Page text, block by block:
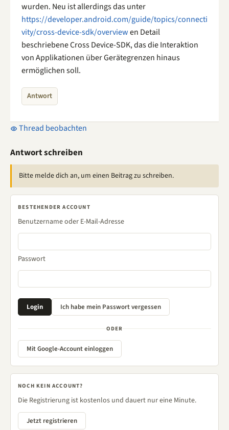
wurden. Neu ist allerdings das unter
https://developer.android.com/guide/topics/connecti
vity/cross-device-sdk/overviewen Detail
beschriebene Cross Device-SDK, das die Interaktion
von Applikationen über Gerätegrenzen hinaus
ermöglichen soll.
Antwort
Thread beobachten
Antwort schreiben
Bitte melde dich an, um einen Beitrag zu schreiben.
BESTEHENDER ACCOUNT
Benutzername oder E-Mail-Adresse
Passwort
ODER
Mit Google-Account einloggen
NOCH KEIN ACCOUNT?
Die Registrierung ist kostenlos und dauert nur eine Minute.
Jetzt registrieren